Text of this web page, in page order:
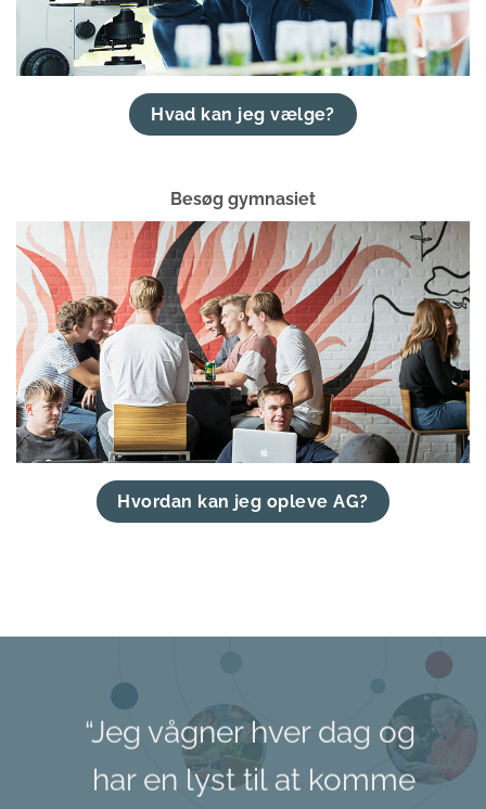
Hvad kan jeg vælge?
Besøg gymnasiet
Hvordan kan jeg opleve AG?
“Jeg vågner hver dag og
har en lyst til at komme